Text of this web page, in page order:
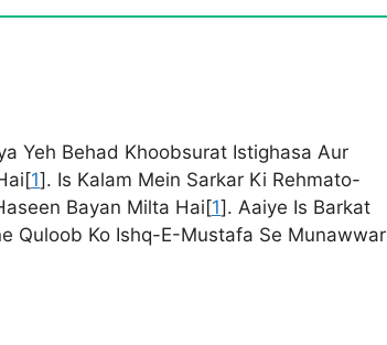
Yeh Behad Khoobsurat Istighasa Aur
1]. Is Kalam Mein Sarkar Ki Rehmato-
Bayan Milta Hai[1]. Aaiye Is Barkat
Quloob Ko Ishq-E-Mustafa Se Munawwar